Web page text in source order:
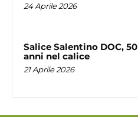
24 Aprile 2026
Salice Salentino DOC, 50
anni nel calice
21 Aprile 2026